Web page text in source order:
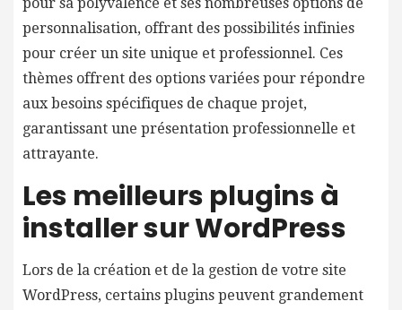
personnalisation, offrant des possibilités infinies
pour créer un site unique et professionnel. Ces
thèmes offrent des options variées pour répondre
aux besoins spécifiques de chaque projet,
garantissant une présentation professionnelle et
attrayante.
Les meilleurs plugins à
installer sur WordPress
Lors de la création et de la gestion de votre site
WordPress, certains plugins peuvent grandement